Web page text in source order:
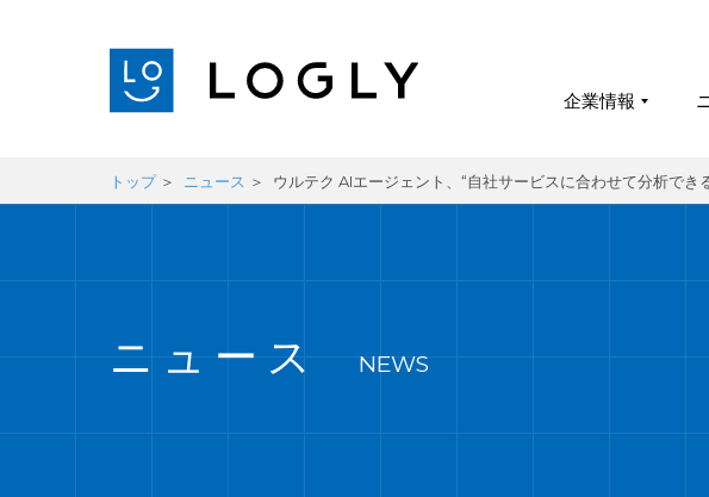
企業情報
トップ ニュース ウルテク AIエージェント、“自社サービスに合わせて分析でき
ニュース NEWS